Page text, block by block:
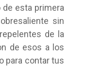
esta primera
sin
de la
de esos a los
para contar tus